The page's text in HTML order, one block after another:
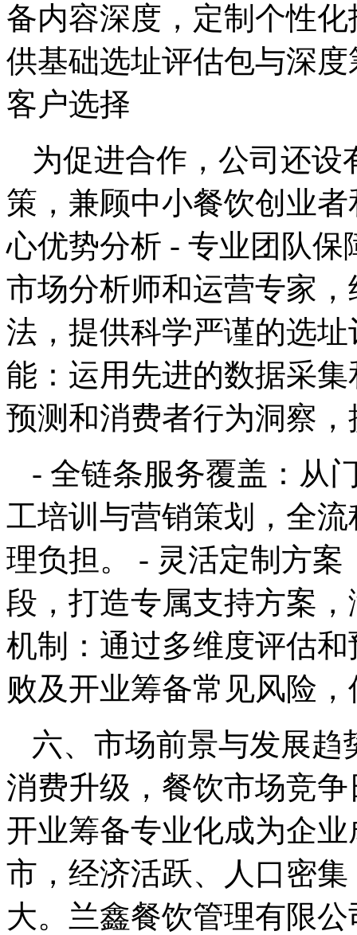
备内容深度，定制个性
供基础选址评估包与深
客户选择
为促进合作，公司还
策，兼顾中小餐饮创业
心优势分析 - 专业团队
市场分析师和运营专家
法，提供科学严谨的选
能：运用先进的数据采
预测和消费者行为洞察
- 全链条服务覆盖：从
工培训与营销策划，全
理负担。 - 灵活定制方
段，打造专属支持方案
机制：通过多维度评估
败及开业筹备常见风险
六、市场前景与发展
消费升级，餐饮市场竞
开业筹备专业化成为企
市，经济活跃、人口密
大。兰鑫餐饮管理有限